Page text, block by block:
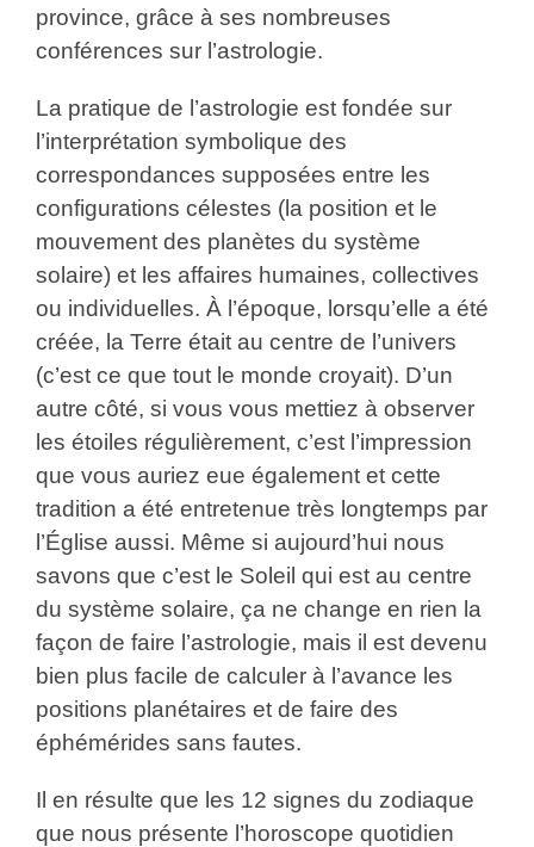
province, grâce à ses nombreuses
conférences sur l’astrologie.
La pratique de l’astrologie est fondée sur
l’interprétation symbolique des
correspondances supposées entre les
configurations célestes (la position et le
mouvement des planètes du système
solaire) et les affaires humaines, collectives
ou individuelles. À l’époque, lorsqu’elle a été
créée, la Terre était au centre de l’univers
(c’est ce que tout le monde croyait). D’un
autre côté, si vous vous mettiez à observer
les étoiles régulièrement, c’est l’impression
que vous auriez eue également et cette
tradition a été entretenue très longtemps par
l’Église aussi. Même si aujourd’hui nous
savons que c’est le Soleil qui est au centre
du système solaire, ça ne change en rien la
façon de faire l’astrologie, mais il est devenu
bien plus facile de calculer à l’avance les
positions planétaires et de faire des
éphémérides sans fautes.
Il en résulte que les 12 signes du zodiaque
que nous présente l’horoscope quotidien